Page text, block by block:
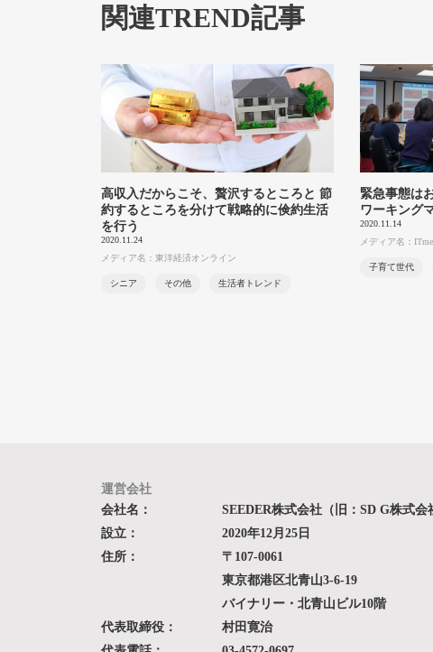
関連TREND記事
高収入だからこそ、贅沢するところと 節
約するところを分けて戦略的に倹約生活
を行う
2020.11.24
メディア名：東洋経済オンライン
シニア その他 生活者トレンド
緊急事態は
ワーキング
2020.11.14
メディア名：
子育て世代
運営会社
会社名：
SEEDER株式会社（旧：SD G株式会
設立：
2020年12月25日
住所：
〒107-0061
東京都港区北青山3-6-19
バイナリー・北青山ビル10階
代表取締役：
村田寛治